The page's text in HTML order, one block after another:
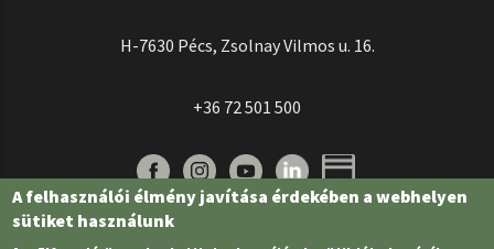
H-7630 Pécs, Zsolnay Vilmos u. 16.
+36 72 501 500
A felhasználói élmény javítása érdekében a webhelyen
sütiket használunk